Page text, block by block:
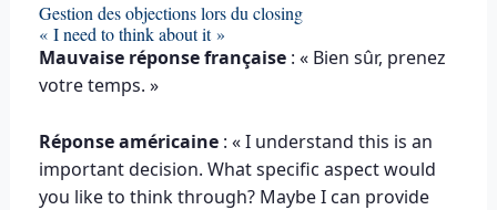
Gestion des objections lors du closing
« I need to think about it »
Mauvaise réponse française: « Bien sûr, prenez
votre temps. »
Réponse américaine: « I understand this is an
important decision. What specific aspect would
you like to think through? Maybe I can provide